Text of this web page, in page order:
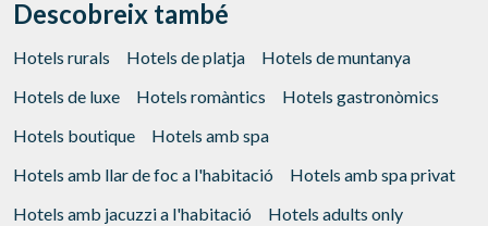
Verificar localitzador
Descobreix també
Hotels rurals Hotels de platja
Hotels de muntanya
Hotels de luxe
Hotels romàntics
Hotels gastronòmics
Hotels boutique
Hotels amb spa
Hotels amb llar de foc a l'habitació
Hotels amb spa privat
Hotels amb jacuzzi a l'habitació
Hotels adults only